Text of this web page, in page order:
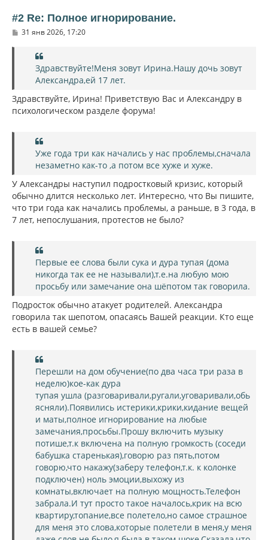
#2 Re: Полное игнорирование.
С
е
31 янв 2026, 17:20
Здравствуйте!Меня зовут Ирина.Нашу дочь зовут
Александра,ей 17 лет.
Здравствуйте, Ирина! Приветствую Вас и Александру в
психологическом разделе форума!
Уже года три как начались у нас проблемы,сначала
незаметно как-то ,а потом все хуже и хуже.
У Александры наступил подростковый кризис, который
обычно длится несколько лет. Интересно, что Вы пишите,
что три года как начались проблемы, а раньше, в 3 года, в
7 лет, непослушания, протестов не было?
Первые ее слова были сука и дура тупая (дома
никогда так ее не называли),т.е.на любую мою
просьбу или замечание она шёпотом так говорила.
Подросток обычно атакует родителей. Александра
говорила так шепотом, опасаясь Вашей реакции. Кто еще
есть в вашей семье?
Перешли на дом обучение(по два часа три раза в
неделю)кое-как дура
тупая ушла (разговаривали,ругали,уговаривали,обь
ясняли).Появились истерики,крики,кидание вещей
и маты,полное игнорирование на любые
замечания,просьбы.Прошу включить музыку
потише,т.к включена на полную громкость (соседи
бабушка старенькая),говорю раз пять,потом
говорю,что накажу(заберу телефон,т.к. к колонке
подключен) ноль эмоции,выхожу из
комнаты,включает на полную мощность.Телефон
забрала.И тут просто такое началось,крик на всю
квартиру,топание,все полетело,но самое страшное
для меня это слова,которые полетели в меня,у меня